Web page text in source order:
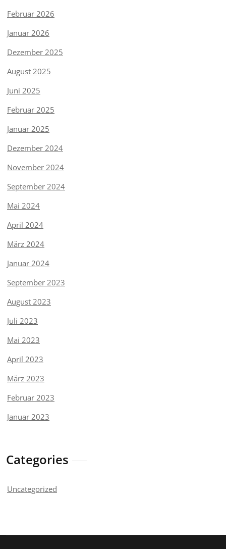
Februar 2026
Januar 2026
Dezember 2025
August 2025
Juni 2025
Februar 2025
Januar 2025
Dezember 2024
November 2024
September 2024
Mai 2024
April 2024
März 2024
Januar 2024
September 2023
August 2023
Juli 2023
Mai 2023
April 2023
März 2023
Februar 2023
Januar 2023
Categories
Uncategorized